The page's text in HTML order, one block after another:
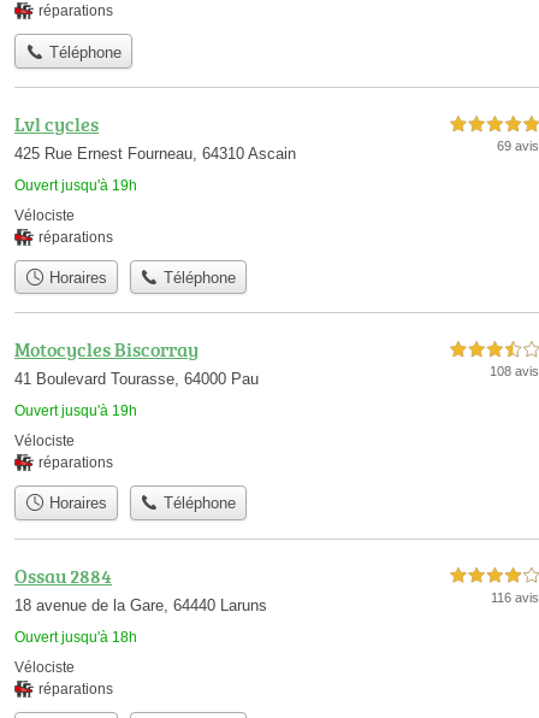
réparations
Téléphone
Lvl cycles
425 Rue Ernest Fourneau, 64310 Ascain
Ouvert jusqu'à 19h
5,0 étoiles sur 5
69 avis
Vélociste
réparations
Horaires Téléphone
Motocycles Biscorray
41 Boulevard Tourasse, 64000 Pau
Ouvert jusqu'à 19h
3,5 étoiles sur 5
108 avis
Vélociste
réparations
Horaires Téléphone
Ossau 2884
18 avenue de la Gare, 64440 Laruns
Ouvert jusqu'à 18h
4,0 étoiles sur 5
116 avis
Vélociste
réparations